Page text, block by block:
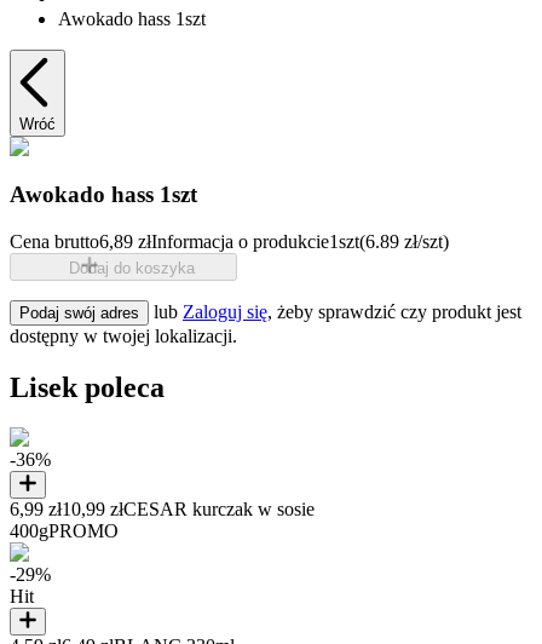
Awokado hass 1szt
Wróć
Awokado hass 1szt
Cena brutto6,89 złInformacja o produkcie1szt(6.89 zł/szt)
Dodaj do koszyka
Podaj swój adres lub Zaloguj się, żeby sprawdzić czy produkt jest
dostępny w twojej lokalizacji.
Lisek poleca
-36%
6,99 zł10,99 złCESAR kurczak w sosie
400gPROMO
-29%
Hit